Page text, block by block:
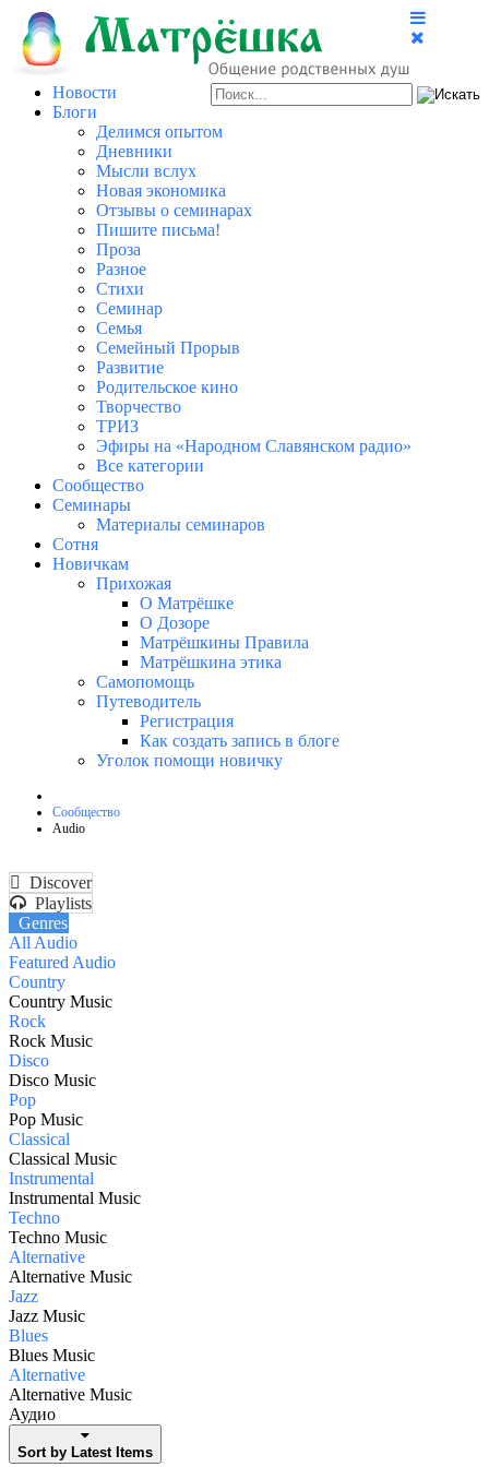
Новости
Блоги
Делимся опытом
Дневники
Мысли вслух
Новая экономика
Отзывы о семинарах
Пишите письма!
Проза
Разное
Стихи
Семинар
Семья
Семейный Прорыв
Развитие
Родительское кино
Творчество
ТРИЗ
Эфиры на «Народном Славянском радио»
Все категории
Сообщество
Семинары
Материалы семинаров
Сотня
Новичкам
Прихожая
О Матрёшке
О Дозоре
Матрёшкины Правила
Матрёшкина этика
Самопомощь
Путеводитель
Регистрация
Как создать запись в блоге
Уголок помощи новичку
Сообщество
Audio
Discover
Playlists
Genres
All Audio
Featured Audio
Country
Country Music
Rock
Rock Music
Disco
Disco Music
Pop
Pop Music
Classical
Classical Music
Instrumental
Instrumental Music
Techno
Techno Music
Alternative
Alternative Music
Jazz
Jazz Music
Blues
Blues Music
Alternative
Alternative Music
Аудио
Sort by Latest Items